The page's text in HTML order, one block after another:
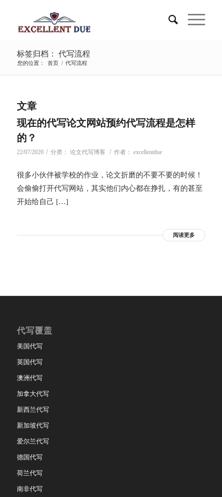
标签归档： 代写流程
您的位置： 首页 / 代写流程
文章
现在的代写论文网站预约代写流程是怎样
的？
22/07/2020 / 分类： 论文代写博客 / 作者： excellentdue
很多小伙伴被学校的作业，论文折磨的不要不要的时候！
会偷偷打开代写网站，其实他们内心都在挣扎，有的甚至
开始给自己 […]
阅读更多
代写覆盖
美国代写
英国代写
澳洲代写
加拿大代写
新西兰代写
新加坡代写
爱尔兰代写
德国代写
荷兰代写
南非代写